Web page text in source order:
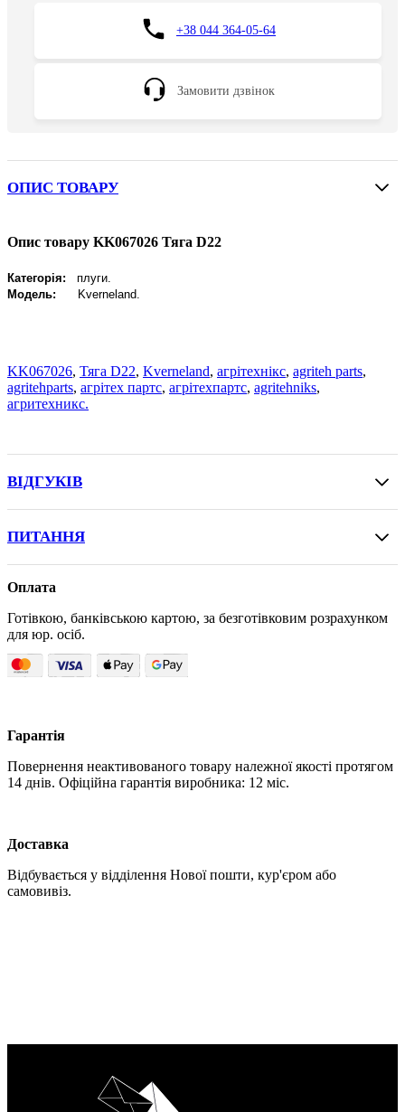
+38 044 364-05-64
Замовити дзвінок
ОПИС ТОВАРУ
Опис товару KK067026 Тяга D22
Категорія: плуги.
Модель:
Kverneland.
KK067026, Тяга D22, Kverneland, агрітехнікс, agriteh parts,
agritehparts, агрітех партс, агрітехпартс, agritehniks,
агритехникс.
ВІДГУКІВ
ПИТАННЯ
Оплата
Готівкою, банківською картою, за безготівковим розрахунком
для юр. осіб.
Гарантія
Повернення неактивованого товару належної якості протягом
14 днів. Офіційна гарантія виробника: 12 міс.
Доставка
Відбувається у відділення Нової пошти, кур'єром або
самовивіз.